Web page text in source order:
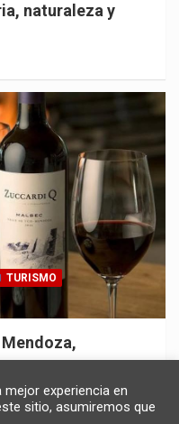
naturaleza y
TURISMO
mejor experiencia en
sitio, asumiremos que